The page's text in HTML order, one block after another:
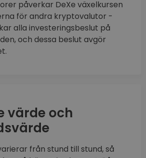
påverkar DeXe växelkursen
för andra kryptovalutor -
alla investeringsbeslut på
och dessa beslut avgör
värde och
från stund till stund, så